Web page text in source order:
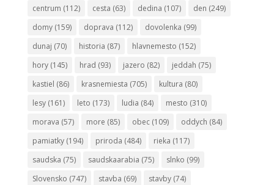
centrum (112) cesta (63) dedina (107) den (249)
domy(159) doprava (112) dovolenka (99)
dunaj (70) historia (87) hlavnemesto (152)
hory(145) hrad (93) jazero (82) jeddah (75)
kastiel (86) krasnemiesta (705) kultura (80)
lesy(161) leto (173) ludia (84) mesto (310)
morava (57) more (85) obec(109) oddych (84)
pamiatky(194) priroda (484) rieka (117)
saudska (75) saudskaarabia (75) slnko (99)
Slovensko (747) stavba (69) stavby(74)